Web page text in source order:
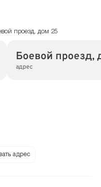
проезд, дом 25
Боевой проезд,
адрес
адрес